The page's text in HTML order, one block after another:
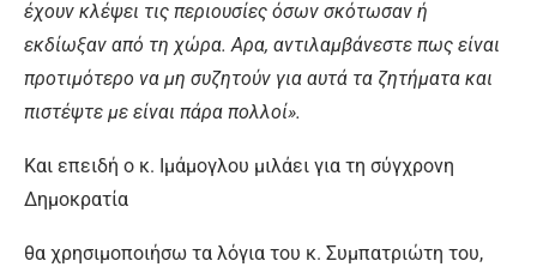
έχουν κλέψει τις περιουσίες όσων σκότωσαν ή
εκδίωξαν από τη χώρα. Αρα, αντιλαμβάνεστε πως είναι
προτιμότερο να μη συζητούν για αυτά τα ζητήματα και
πιστέψτε με είναι πάρα πολλοί».
Και επειδή ο κ. Ιμάμογλου μιλάει για τη σύγχρονη
Δημοκρατία
θα χρησιμοποιήσω τα λόγια του κ. Συμπατριώτη του,